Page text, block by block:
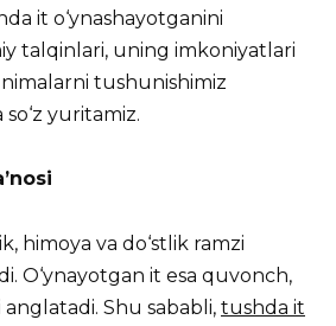
it o‘ynashayotganini
talqinlari, uning imkoniyatlari
tushunishimiz
yuritamiz.
himoya va do‘stlik ramzi
O‘ynayotgan it esa quvonch,
Shu sababli, tushda it